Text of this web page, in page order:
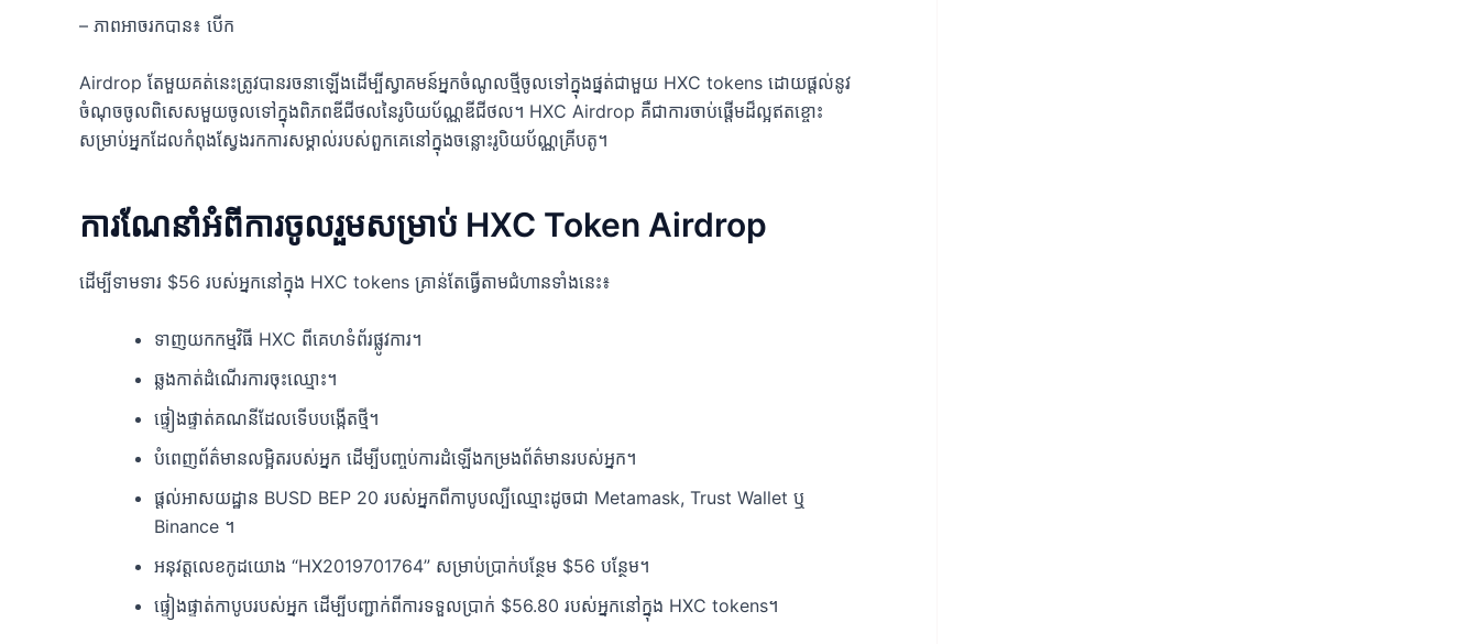
– ភាពអាចរកបាន៖ បើក
Airdrop តែមួយគត់នេះត្រូវបានរចនាឡើងដើម្បីស្វាគមន៍អ្នកចំណូលថ្មីចូលទៅក្នុងផ្នត់ជាមួយ HXC tokens ដោយផ្តល់នូវ
ចំណុចចូលពិសេសមួយចូលទៅក្នុងពិភពឌីជីថលនៃរូបិយប័ណ្ណឌីជីថល។ HXC Airdrop គឺជាការចាប់ផ្តើមដ៏ល្អឥតខ្ចោះ
សម្រាប់អ្នកដែលកំពុងស្វែងរកការសម្គាល់របស់ពួកគេនៅក្នុងចន្លោះរូបិយប័ណ្ណគ្រីបតូ។
ការណែនាំអំពីការចូលរួមសម្រាប់ HXC Token Airdrop
ដើម្បីទាមទារ $56 របស់អ្នកនៅក្នុង HXC tokens គ្រាន់តែធ្វើតាមជំហានទាំងនេះ៖
ទាញយកកម្មវិធី HXC ពីគេហទំព័រផ្លូវការ។
ឆ្លងកាត់ដំណើរការចុះឈ្មោះ។
ផ្ទៀងផ្ទាត់គណនីដែលទើបបង្កើតថ្មី។
បំពេញព័ត៌មានលម្អិតរបស់អ្នក ដើម្បីបញ្ចប់ការដំឡើងកម្រងព័ត៌មានរបស់អ្នក។
ផ្តល់អាសយដ្ឋាន BUSD BEP 20 របស់អ្នកពីកាបូបល្បីឈ្មោះដូចជា Metamask, Trust Wallet ឬ
Binance ។
អនុវត្តលេខកូដយោង “HX2019701764” សម្រាប់ប្រាក់បន្ថែម $56 បន្ថែម។
ផ្ទៀងផ្ទាត់កាបូបរបស់អ្នក ដើម្បីបញ្ជាក់ពីការទទួលប្រាក់ $56.80 របស់អ្នកនៅក្នុង HXC tokens។